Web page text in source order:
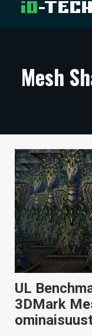
ARTIKKELIT
TECHBBS
TIETOA
HINTA.FI
KAUPPA
VAIHDA TEEMA
HAKU
Mesh
UL
3DMark